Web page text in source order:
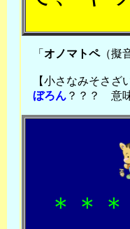
「 オノマトペ（擬
【小さなみそさざ
ぼろん ？？？ 意
＊＊